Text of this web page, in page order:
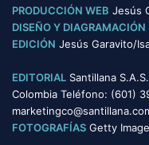
s
PRODUCCIÓN WEB Jesús
DISEÑO Y DIAGRAMACIÓN
EDICIÓN Jesús Garavito/
EDITORIAL Santillana
Colombia Teléfono: (601)
FOTOGRAFÍAS Getty